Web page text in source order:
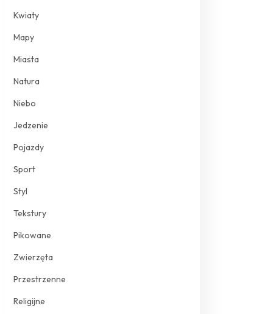
Kwiaty
Mapy
Miasta
Natura
Niebo
Jedzenie
Pojazdy
Sport
Styl
Tekstury
Pikowane
Zwierzęta
Przestrzenne
Religijne